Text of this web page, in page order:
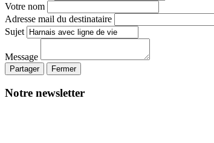
Votre nom
Adresse mail du destinataire
Sujet
Message
Partager Fermer
Notre newsletter